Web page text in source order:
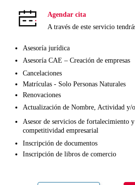
Agendar cita
A través de este servicio
Asesoría jurídica
Asesoría CAE – Creación de empresas
Cancelaciones
Matrículas - Solo Personas Naturales
Renovaciones
Actualización de Nombre, Actividad y/
Asesor de servicios de fortalecimiento y
competitividad empresarial
Inscripción de documentos
Inscripción de libros de comercio